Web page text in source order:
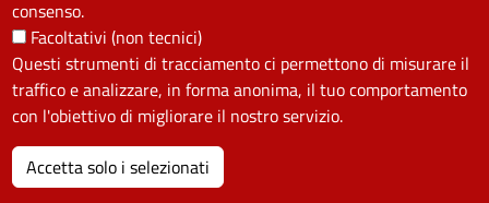
consenso.
Facoltativi (non tecnici)
Questi strumenti di tracciamento ci permettono di misurare il
traffico e analizzare, in forma anonima, il tuo comportamento
con l'obiettivo di migliorare il nostro servizio.
Accetta solo i selezionati
PRIVACY
Useful links section
La Privacy nel Comune
PRIVACY